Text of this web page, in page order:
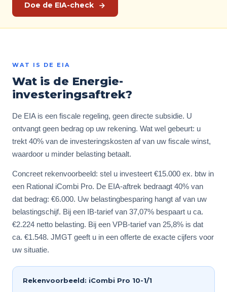
Doe de EIA-check
WAT IS DE EIA
Wat is de Energie-
investeringsaftrek?
De EIA is een fiscale regeling, geen directe subsidie. U
ontvangt geen bedrag op uw rekening. Wat wel gebeurt: u
trekt 40% van de investeringskosten af van uw fiscale winst,
waardoor u minder belasting betaalt.
Concreet rekenvoorbeeld: stel u investeert €15.000 ex. btw in
een Rational iCombi Pro. De EIA-aftrek bedraagt 40% van
dat bedrag: €6.000. Uw belastingbesparing hangt af van uw
belastingschijf. Bij een IB-tarief van 37,07% bespaart u ca.
€2.224 netto belasting. Bij een VPB-tarief van 25,8% is dat
ca. €1.548. JMGT geeft u in een offerte de exacte cijfers voor
uw situatie.
Rekenvoorbeeld: iCombi Pro 10-1/1